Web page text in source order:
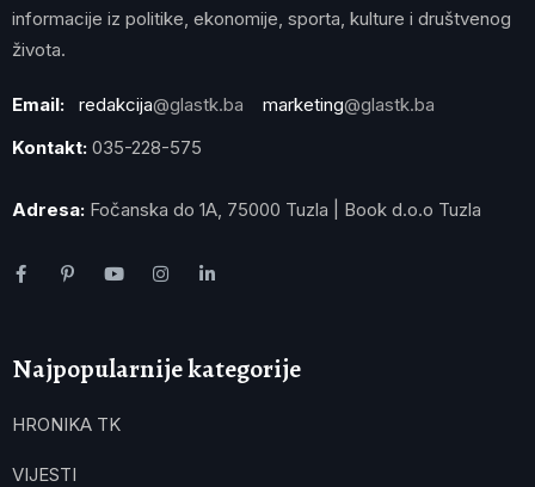
informacije iz politike, ekonomije, sporta, kulture i društvenog
života.
Email: redakcija@glastk.ba marketing@glastk.ba
Kontakt: 035-228-575
Adresa: Fočanska do 1A, 75000 Tuzla | Book d.o.o Tuzla
Najpopularnije kategorije
HRONIKA TK
VIJESTI